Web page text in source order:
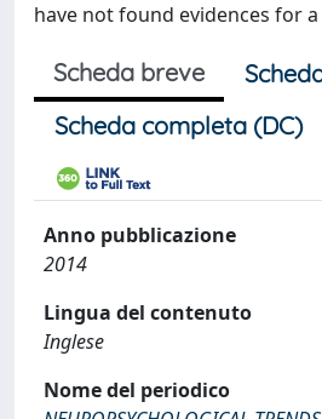
have not found evidences for
Scheda breve
Scheda completa (DC)
Anno pubblicazione
2014
Lingua del contenuto
Inglese
Nome del periodico